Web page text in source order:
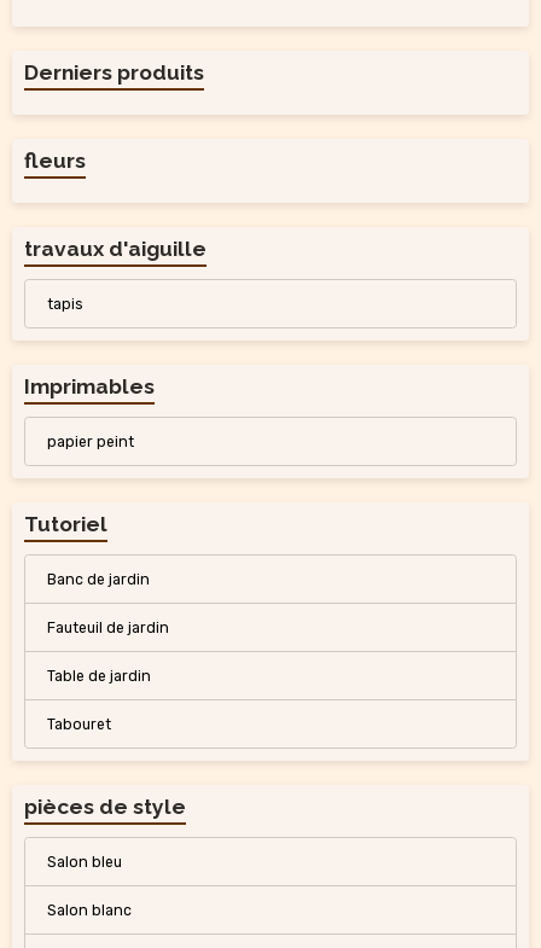
Derniers produits
fleurs
travaux d'aiguille
tapis
Imprimables
papier peint
Tutoriel
Banc de jardin
Fauteuil de jardin
Table de jardin
Tabouret
pièces de style
Salon bleu
Salon blanc